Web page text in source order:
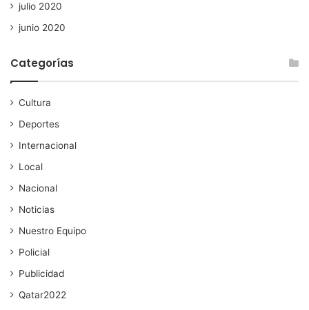
julio 2020
junio 2020
Categorías
Cultura
Deportes
Internacional
Local
Nacional
Noticias
Nuestro Equipo
Policial
Publicidad
Qatar2022